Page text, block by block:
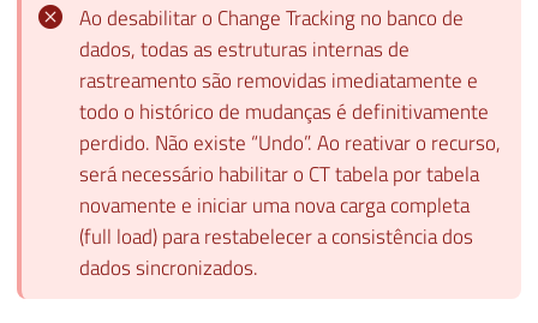
Ao desabilitar o Change Tracking no banco de
dados, todas as estruturas internas de
rastreamento são removidas imediatamente e
todo o histórico de mudanças é definitivamente
perdido. Não existe “Undo”. Ao reativar o recurso,
será necessário habilitar o CT tabela por tabela
novamente e iniciar uma nova carga completa
(full load) para restabelecer a consistência dos
dados sincronizados.